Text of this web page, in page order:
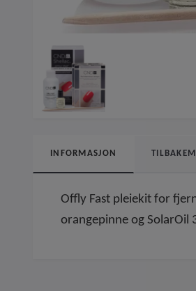
INFORMASJON
Offly Fast pleiekit for
orangepinne og SolarOil